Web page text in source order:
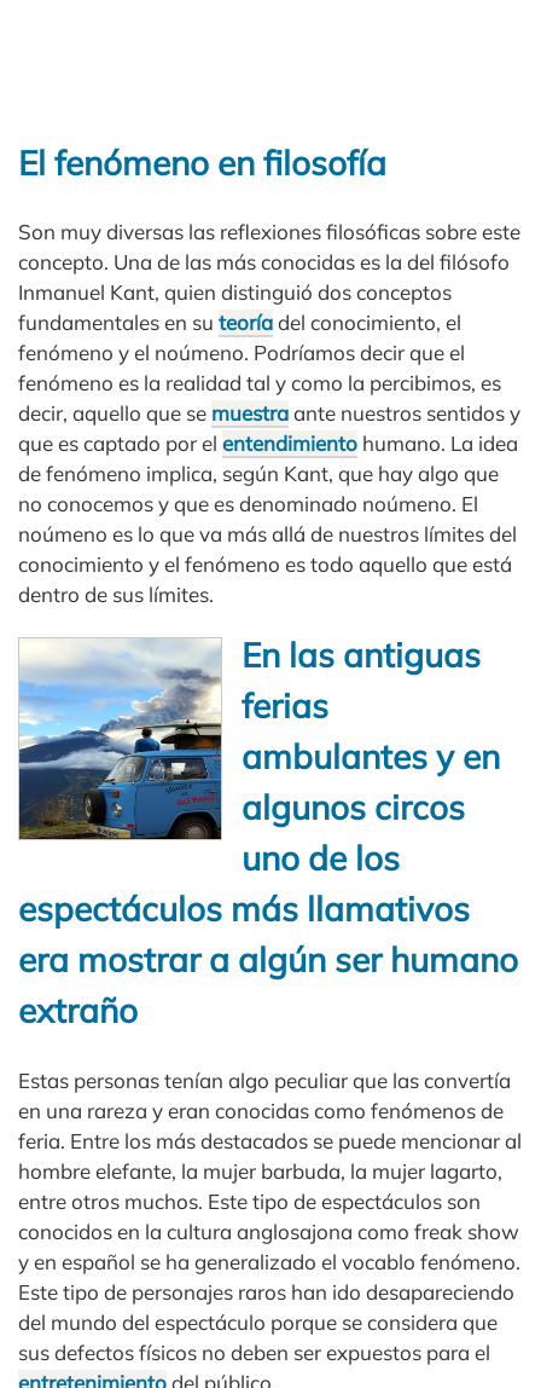
El fenómeno en filosofía
Son muy diversas las reflexiones filosóficas sobre este
concepto. Una de las más conocidas es la del filósofo
Inmanuel Kant, quien distinguió dos conceptos
fundamentales en su teoríadel conocimiento, el
fenómeno y el noúmeno. Podríamos decir que el
fenómeno es la realidad tal y como la percibimos, es
decir, aquello que se muestraante nuestros sentidos y
que es captado por el entendimiento humano. La idea
de fenómeno implica, según Kant, que hay algo que
no conocemos y que es denominado noúmeno. El
noúmeno es lo que va más allá de nuestros límites del
conocimiento y el fenómeno es todo aquello que está
dentro de sus límites.
En las antiguas
ferias
ambulantes y en
algunos circos
uno de los
espectáculos más llamativos
era mostrar a algún ser humano
extraño
Estas personas tenían algo peculiar que las convertía
en una rareza y eran conocidas como fenómenos de
feria. Entre los más destacados se puede mencionar al
hombre elefante, la mujer barbuda, la mujer lagarto,
entre otros muchos. Este tipo de espectáculos son
conocidos en la cultura anglosajona como freak show
y en español se ha generalizado el vocablo fenómeno.
Este tipo de personajes raros han ido desapareciendo
del mundo del espectáculo porque se considera que
sus defectos físicos no deben ser expuestos para el
entretenimientodel público.